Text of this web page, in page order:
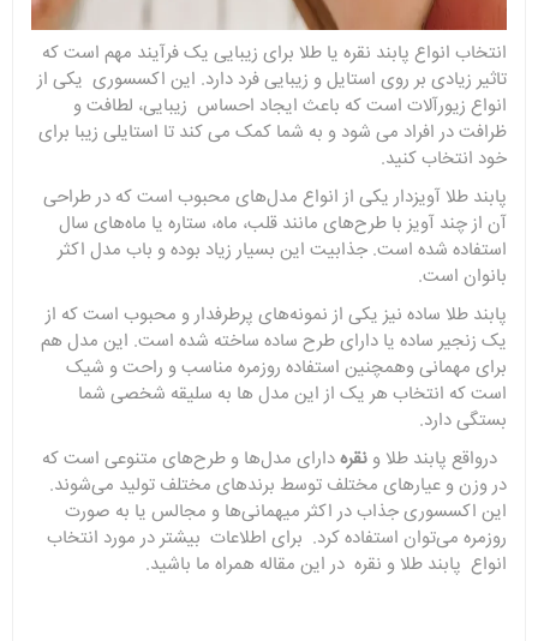
انتخاب انواع پابند نقره یا طلا برای زیبایی یک فرآیند مهم است که
تاثیر زیادی بر روی استایل و زیبایی فرد دارد. این اکسسوری یکی از
انواع زیورآلات است که باعث ایجاد احساس زیبایی، لطافت و
ظرافت در افراد می شود و به شما کمک می کند تا استایلی زیبا برای
خود انتخاب کنید.
پابند طلا آویزدار یکی از انواع مدل‌های محبوب است که در طراحی
آن از چند آویز با طرح‌های مانند قلب، ماه، ستاره یا ماه‌های سال
استفاده شده است. جذابیت این بسیار زیاد بوده و باب مدل اکثر
بانوان است.
پابند طلا ساده نیز یکی از نمونه‌های پرطرفدار و محبوب است که از
یک زنجیر ساده یا دارای طرح ساده ساخته شده است. این مدل هم
برای مهمانی وهمچنین استفاده روزمره مناسب و راحت و شیک
است که انتخاب هر یک از این مدل ها به سلیقه شخصی شما
بستگی دارد.
درواقع پابند طلا و نقرهدارای مدل‌ها و طرح‌های متنوعی است که
در وزن و عیارهای مختلف توسط برندهای مختلف تولید می‌شوند.
این اکسسوری جذاب در اکثر میهمانی‌ها و مجالس یا به صورت
روزمره می‌توان استفاده کرد. برای اطلاعات بیشتر در مورد انتخاب
انواع پابند طلا و نقره در این مقاله همراه ما باشید.